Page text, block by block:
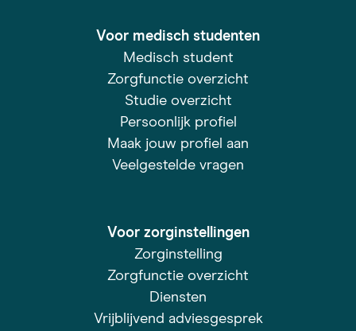
Voor medisch studenten
Medisch student
Zorgfunctie overzicht
Studie overzicht
Persoonlijk profiel
Maak jouw profiel aan
Veelgestelde vragen
Voor zorginstellingen
Zorginstelling
Zorgfunctie overzicht
Diensten
Vrijblijvend adviesgesprek